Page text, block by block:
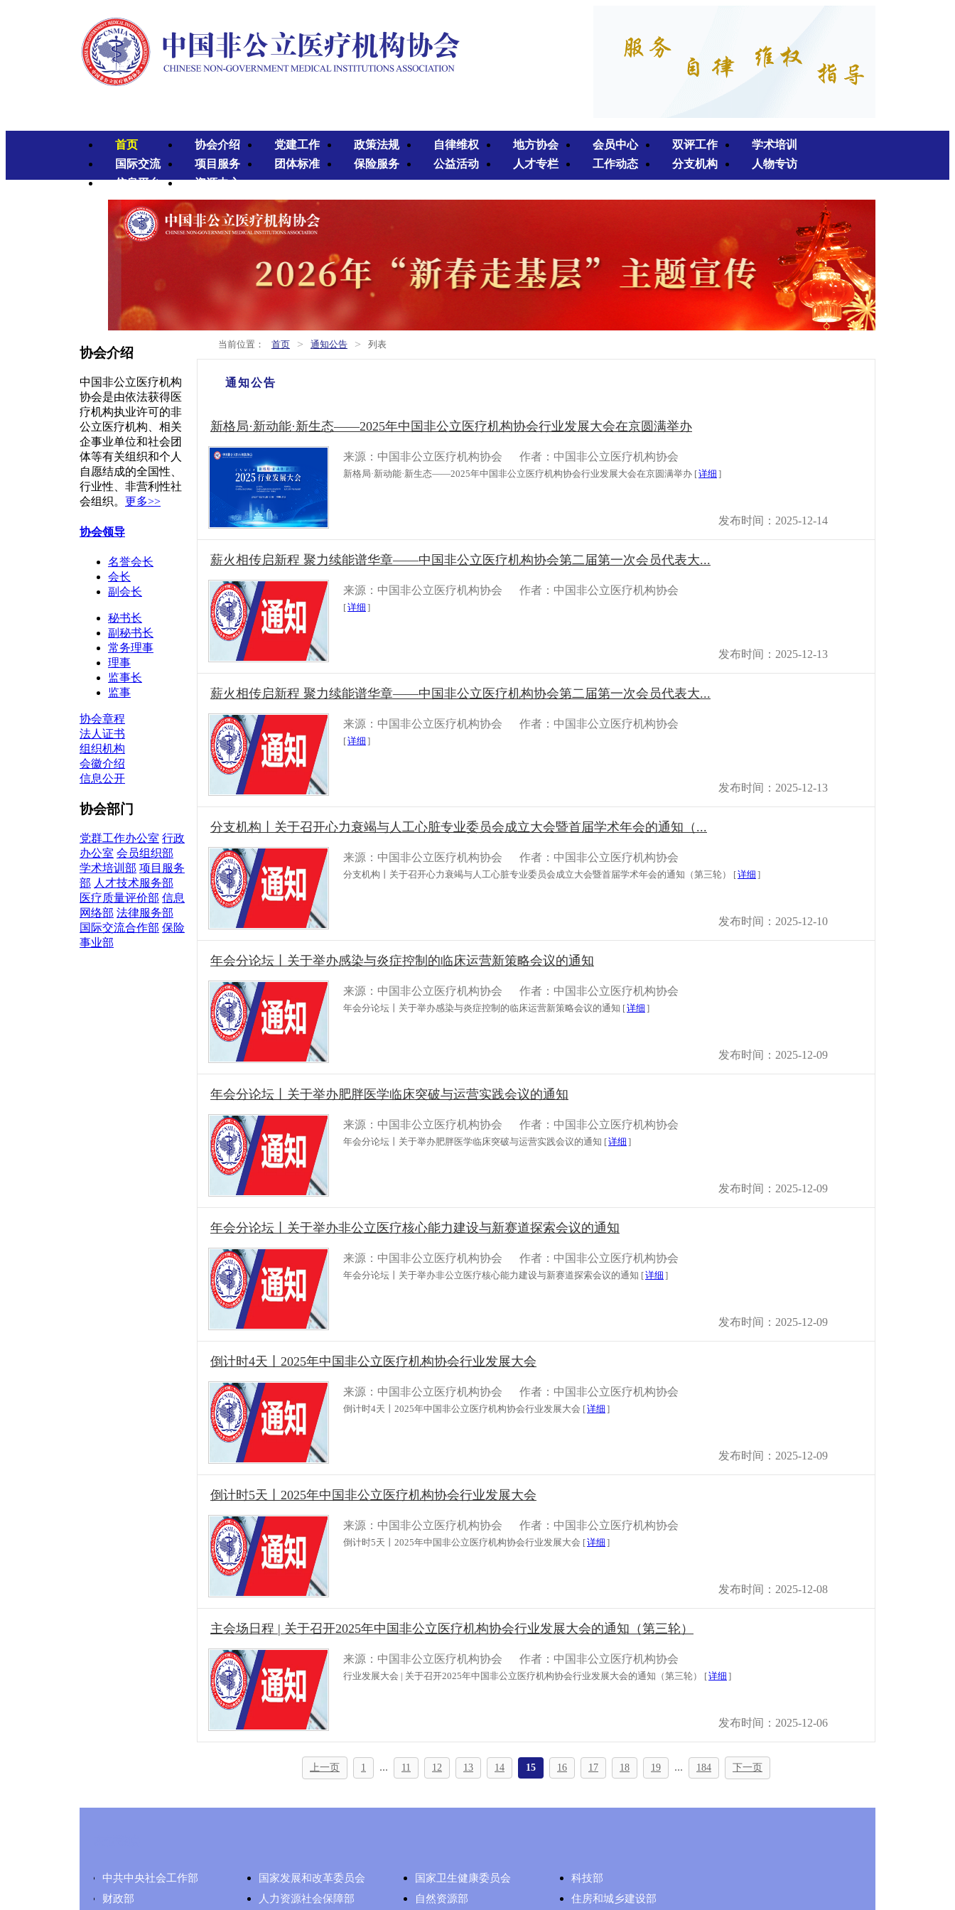
首页 协会介绍 党建工作 政策法规 自律维权 地方协会 会员中心 双评工作
学术培训
国际交流
项目服务 团体标准 保险服务 公益活动 人才专栏 工作动态 分支机构
人物专访
信息平台
资源中心
协会介绍
中国非公立医疗机构
协会是由依法获得医
疗机构执业许可的非
公立医疗机构、相关
企事业单位和社会团
体等有关组织和个人
自愿结成的全国性、
行业性、非营利性社
会组织。 更多>>
协会领导
名誉会长
会长
副会长
秘书长
副秘书长
常务理事
理事
监事长
监事
协会章程
法人证书
组织机构
会徽介绍
信息公开
协会部门
党群工作办公室 行政
办公室 会员组织部
学术培训部 项目服务
部 人才技术服务部
医疗质量评价部 信息
网络部 法律服务部
国际交流合作部 保险
事业部
当前位置： 首页 > 通知公告 > 列表
通知公告
新格局·新动能·新生态——2025年中国非公立医疗机构协会行业发展大会在京圆满举办
来源：中国非公立医疗机构协会 作者：中国非公立医疗机构协会
新格局·新动能·新生态——2025年中国非公立医疗机构协会行业发展大会在京圆满举办 [详细 ]
发布时间：2025-12-14
薪火相传启新程 聚力续能谱华章——中国非公立医疗机构协会第二届第一次会员代表大...
来源：中国非公立医疗机构协会 作者：中国非公立医疗机构协会
[详细 ]
发布时间：2025-12-13
薪火相传启新程 聚力续能谱华章——中国非公立医疗机构协会第二届第一次会员代表大...
来源：中国非公立医疗机构协会 作者：中国非公立医疗机构协会
[详细 ]
发布时间：2025-12-13
分支机构丨关于召开心力衰竭与人工心脏专业委员会成立大会暨首届学术年会的通知（...
来源：中国非公立医疗机构协会 作者：中国非公立医疗机构协会
分支机构丨关于召开心力衰竭与人工心脏专业委员会成立大会暨首届学术年会的通知（第三轮） [详细 ]
发布时间：2025-12-10
年会分论坛丨关于举办感染与炎症控制的临床运营新策略会议的通知
来源：中国非公立医疗机构协会 作者：中国非公立医疗机构协会
年会分论坛丨关于举办感染与炎症控制的临床运营新策略会议的通知 [详细 ]
发布时间：2025-12-09
年会分论坛丨关于举办肥胖医学临床突破与运营实践会议的通知
来源：中国非公立医疗机构协会 作者：中国非公立医疗机构协会
年会分论坛丨关于举办肥胖医学临床突破与运营实践会议的通知 [详细 ]
发布时间：2025-12-09
年会分论坛丨关于举办非公立医疗核心能力建设与新赛道探索会议的通知
来源：中国非公立医疗机构协会 作者：中国非公立医疗机构协会
年会分论坛丨关于举办非公立医疗核心能力建设与新赛道探索会议的通知 [详细 ]
发布时间：2025-12-09
倒计时4天丨2025年中国非公立医疗机构协会行业发展大会
来源：中国非公立医疗机构协会 作者：中国非公立医疗机构协会
倒计时4天丨2025年中国非公立医疗机构协会行业发展大会 [详细 ]
发布时间：2025-12-09
倒计时5天丨2025年中国非公立医疗机构协会行业发展大会
来源：中国非公立医疗机构协会 作者：中国非公立医疗机构协会
倒计时5天丨2025年中国非公立医疗机构协会行业发展大会 [详细 ]
发布时间：2025-12-08
主会场日程 | 关于召开2025年中国非公立医疗机构协会行业发展大会的通知（第三轮）
来源：中国非公立医疗机构协会 作者：中国非公立医疗机构协会
行业发展大会 | 关于召开2025年中国非公立医疗机构协会行业发展大会的通知（第三轮） [详细 ]
发布时间：2025-12-06
上一页 1 ... 11 12 13 14 15 16 17 18 19 ... 184 下一页
中共中央社会工作部 国家发展和改革委员会 国家卫生健康委员会
科技部
财政部
人力资源社会保障部 自然资源部 住房和城乡建设部